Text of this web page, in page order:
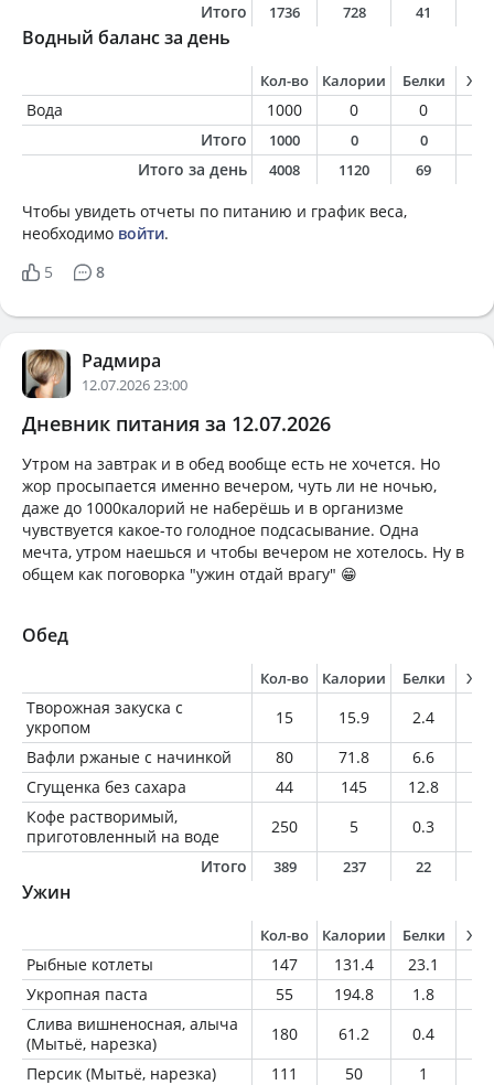
Итого
1736 728 41
Водный баланс за день
Кол-во Калории Белки
Вода 1000 0 0
Итого
1000 0 0
Итого за день 4008 1120 69
Чтобы увидеть отчеты по питанию и график веса,
необходимо войти.
5
8
Радмира
12.07.2026 23:00
Дневник питания за 12.07.2026
Утром на завтрак и в обед вообще есть не хочется. Но
жор просыпается именно вечером, чуть ли не ночью,
даже до 1000калорий не наберёшь и в организме
чувствуется какое-то голодное подсасывание. Одна
мечта, утром наешься и чтобы вечером не хотелось. Ну в
общем как поговорка "ужин отдай врагу" 😁
Обед
Кол-во Калории Белки
Творожная закуска с
укропом
15 15.9 2.4
Вафли ржаные с начинкой
80 71.8 6.6
Сгущенка без сахара
44 145 12.8
Кофе растворимый,
приготовленный на воде
250 5 0.3
Итого
389 237 22
Ужин
Кол-во Калории Белки
Рыбные котлеты 147 131.4 23.1
Укропная паста
55 194.8 1.8
Слива вишненосная, алыча
(Мытьё, нарезка)
180 61.2 0.4
Персик (Мытьё, нарезка)
111 50 1